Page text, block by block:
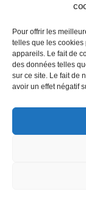
Pour offrir les
telles que les cookies
appareils. Le fait de
des données telles
sur ce site. Le fait de
avoir un effet négatif